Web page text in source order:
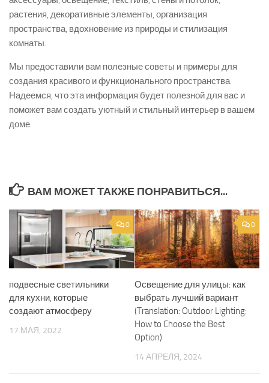
растения, декоративные элементы, организация
пространства, вдохновение из природы и стилизация
комнаты.
Мы предоставили вам полезные советы и примеры для
создания красивого и функционального пространства.
Надеемся, что эта информация будет полезной для вас и
поможет вам создать уютный и стильный интерьер в вашем
доме.
ВАМ МОЖЕТ ТАКЖЕ ПОНРАВИТЬСЯ...
0
подвесные светильники
для кухни, которые
создают атмосферу
17 МАЯ, 2022
0
Освещение для улицы: как
выбрать лучший вариант
(Translation: Outdoor Lighting:
How to Choose the Best
Option)
14 АПРЕЛЯ, 2024